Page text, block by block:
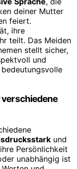
deiner Mutter
feiert.
ihre
teilt. Das Meiden
stellt sicher,
und
verschiedene
und
Persönlichkeit
unabhängig ist